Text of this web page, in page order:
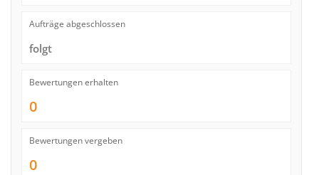
Aufträge abgeschlossen
folgt
Bewertungen erhalten
0
Bewertungen vergeben
0